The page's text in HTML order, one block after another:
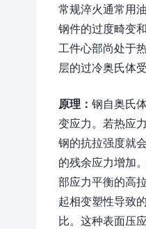
常规淬火通常用
钢件的过度畸变
工件心部尚处于
层的过冷奥氏体
原理 ： 钢自奥氏
变应力。若热应
钢的抗拉强度就
的残余应力增加
部应力平衡的高
起相变塑性导致
比。这种表面压